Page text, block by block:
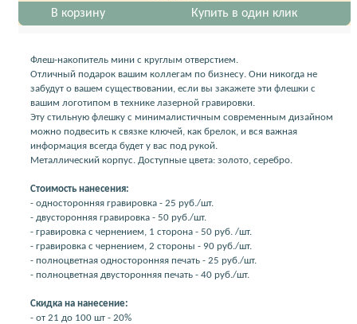
В корзину Купить в один клик
Флеш-накопитель мини с круглым отверстием.
Отличный подарок вашим коллегам по бизнесу. Они никогда не
забудут о вашем существовании, если вы закажете эти флешки с
вашим логотипом в технике лазерной гравировки.
Эту стильную флешку с минималистичным современным дизайном
можно подвесить к связке ключей, как брелок, и вся важная
информация всегда будет у вас под рукой.
Металлический корпус. Доступные цвета: золото, серебро.
Стоимость нанесения:
- односторонняя гравировка - 25 руб./шт.
- двусторонняя гравировка - 50 руб./шт.
- гравировка с чернением, 1 сторона - 50 руб. /шт.
- гравировка с чернением, 2 стороны - 90 руб./шт.
- полноцветная односторонняя печать - 25 руб./шт.
- полноцветная двусторонняя печать - 40 руб./шт.
Скидка на нанесение:
- от 21 до 100 шт - 20%